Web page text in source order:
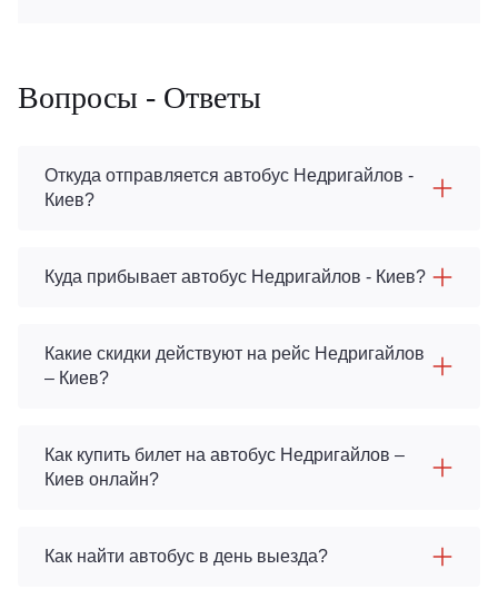
Вопросы - Ответы
Откуда отправляется автобус Недригайлов -
Киев?
Куда прибывает автобус Недригайлов - Киев?
Какие скидки действуют на рейс Недригайлов
– Киев?
Как купить билет на автобус Недригайлов –
Киев онлайн?
Как найти автобус в день выезда?